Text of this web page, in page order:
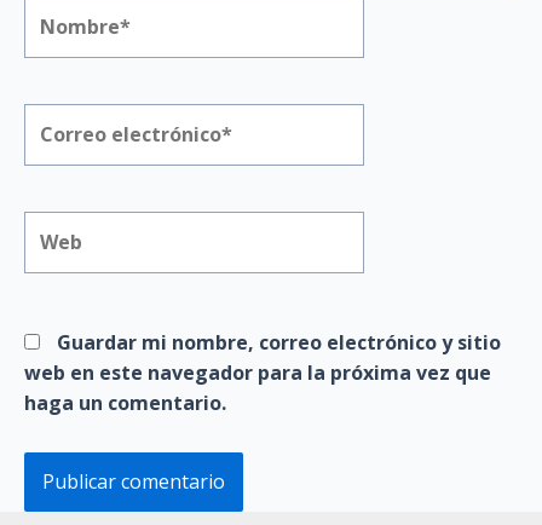
electrónico*
Guardar mi nombre, correo electrónico y sitio
web en este navegador para la próxima vez que
haga un comentario.